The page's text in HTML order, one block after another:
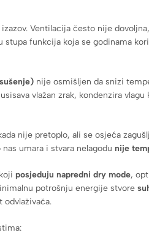
Ventilacija često nije
stupa funkcija koja se godinama
nije osmišljen da snizi
vlažan zrak, kondenzira
nije pretoplo, ali se osjeća
umara i stvara nelagodu nije
posjeduju napredni dry mode,
potrošnju energije stvore
odvlaživača.